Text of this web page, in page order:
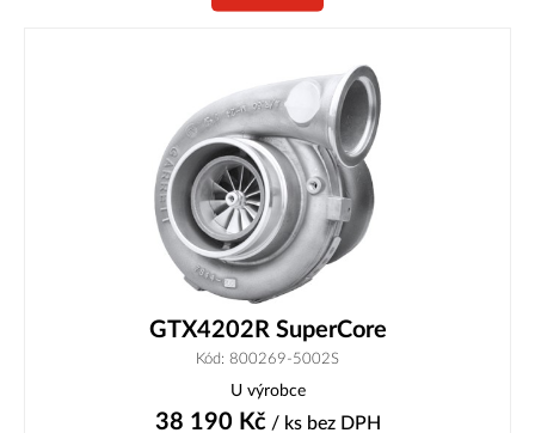
GTX4202R SuperCore
Kód: 800269-5002S
U výrobce
38 190 Kč/ ks bez DPH